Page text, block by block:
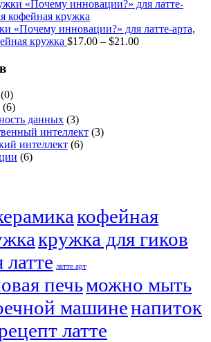
range:
through
$21.00
«Почему инновации?» для латте-арта,
кружка $17.00 – $21.00Price
(0)
(6)
данных (3)
интеллект (3)
интеллект (6)
(6)
кофейная
кружка для гиков
латте арт
печьможно мыть
машиненапиток
латте